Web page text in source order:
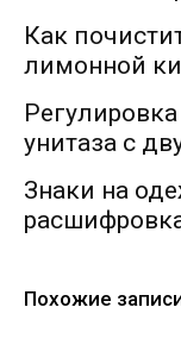
Как
лимонной
унитаза с
Знаки на
Похожие